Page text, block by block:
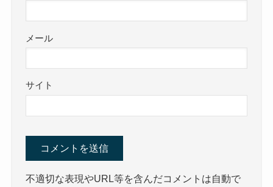
メール
サイト
不適切な表現やURL等を含んだコメントは自動で